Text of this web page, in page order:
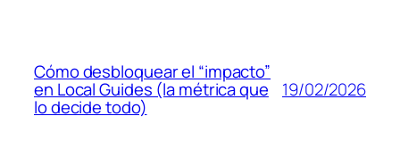
Cómo desbloquear el “impacto”
en Local Guides (la métrica que
lo decide todo)
19/02/2026